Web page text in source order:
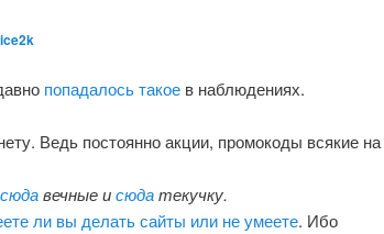
попадалось такоев наблюдениях.
Ведь постоянно акции, промокоды всякие
сюдавечные исюдатекучку.
ли вы делать сайты или не умеете. Ибо